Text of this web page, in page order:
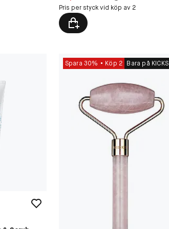
Pris per styck vid köp av 2
Spara 30% Köp 2 Bara på KICKS